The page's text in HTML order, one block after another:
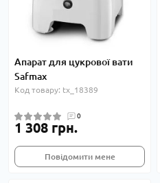
Апарат для цукрової вати
Safmax
Код товару: tx_18389
0
1 308 грн.
Повідомити мене